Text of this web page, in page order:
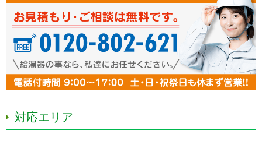
対応エリア